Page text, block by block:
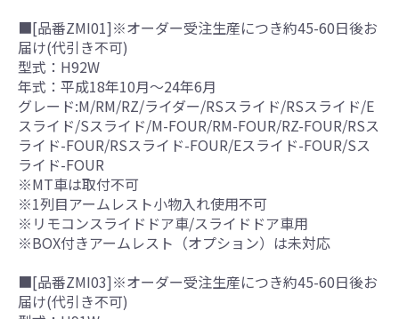
■[品番ZMI01]※オーダー受注生産につき約45-60日後お
届け(代引き不可)
型式：H92W
年式：平成18年10月～24年6月
グレード:M/RM/RZ/ライダー/RSスライド/RSスライド/E
スライド/Sスライド/M-FOUR/RM-FOUR/RZ-FOUR/RSス
ライド-FOUR/RSスライド-FOUR/Eスライド-FOUR/Sス
ライド-FOUR
※MT車は取付不可
※1列目アームレスト小物入れ使用不可
※リモコンスライドドア車/スライドドア車用
※BOX付きアームレスト（オプション）は未対応
■[品番ZMI03]※オーダー受注生産につき約45-60日後お
届け(代引き不可)